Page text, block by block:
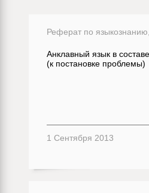
Реферат по
Анклавный язык в
(к постановке проблемы)
1 Сентября 2013